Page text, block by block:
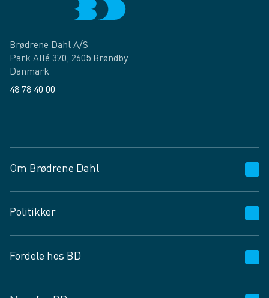
Brødrene Dahl A/S
Park Allé 370, 2605 Brøndby
Danmark
48 78 40 00
Om Brødrene Dahl
Vagttelefon 30 10 89 89
Spørgsmål og svar
Job og karriere
Fødevarekontrolrapport
Politikker
Privatlivspolitik
Cookies
Fordele hos BD